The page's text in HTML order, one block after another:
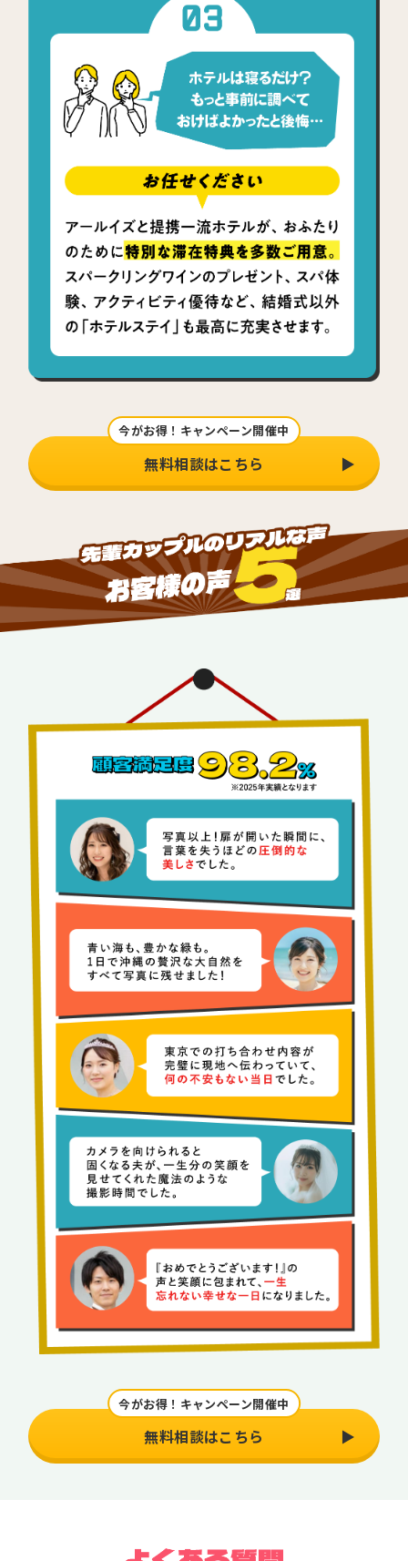
今がお得！キャンペーン開催中
無料相談はこちら
今がお得！キャンペーン開催中
無料相談はこちら